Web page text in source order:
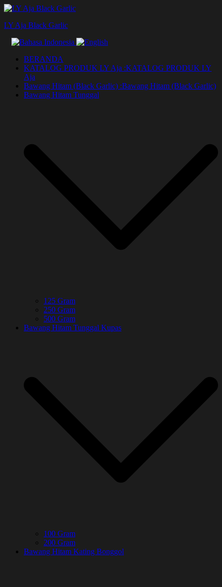
Lompat
konten
LY Aja Black Garlic
BERANDA
KATALOG PRODUK LY Aja :KATALOG PRODUK LY
Aja
Bawang Hitam (Black Garlic) :Bawang Hitam (Black Garlic)
Bawang Hitam Tunggal
125 Gram
250 Gram
500 Gram
Bawang Hitam Tunggal Kupas
100 Gram
200 Gram
Bawang Hitam Kating Bonggol